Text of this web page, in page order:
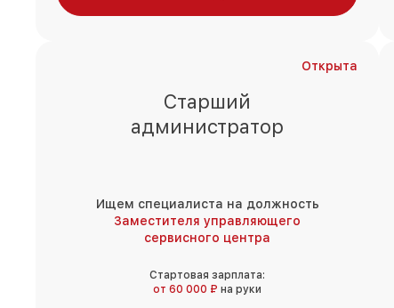
Открыта
Старший
администратор
Ищем специалиста на должность
Заместителя управляющего
сервисного центра
Стартовая зарплата:
от 60 000 ₽ на руки